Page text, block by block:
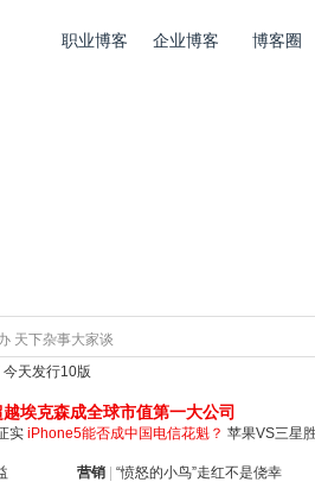
职业博客 企业博客 博客圈
天下杂事大家谈
今天发行10版
埃克森成全球市值第一大公司
实 iPhone5能否成中国电信花魁？ 苹果VS三星
营销 |“愤怒的小鸟”走红不是侥幸